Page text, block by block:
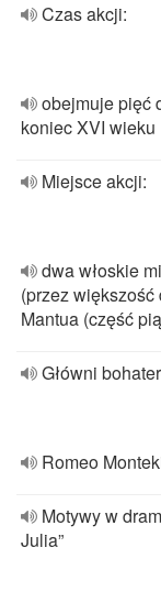
Czas akcji:
obejmuje pięć
koniec XVI wieku
Miejsce akcji:
dwa włoskie
(przez większość
Mantua (część
Główni
Romeo
Motywy w
Julia”